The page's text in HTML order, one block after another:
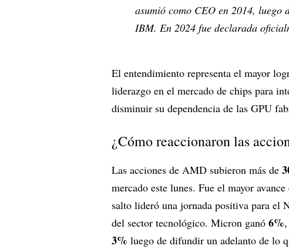
asumió como CEO en 2014, luego
IBM. En 2024 fue declarada
El entendimiento representa el mayor
liderazgo en el mercado de chips para
disminuir su dependencia de las GPU
¿Cómo reaccionaron las
Las acciones de AMD subieron más de
mercado este lunes. Fue el mayor
salto lideró una jornada positiva para el
del sector tecnológico. Micron ganó 6%
3% luego de difundir un adelanto de lo